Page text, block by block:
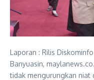
Laporan : Rilis
Banyuasin,
tidak mengurungkan niat